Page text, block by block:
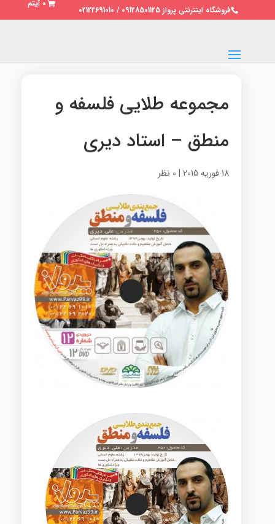
فروشگاه اینترنتی پرواز 09128501125 / 02122691010
0 آیتم
مجموعه طلایی فلسفه و
منطق – استاد دیری
18 فوریه 2015 | 0 نظر